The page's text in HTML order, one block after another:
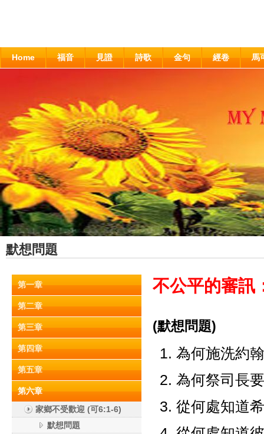
Home 福音 見證 詩歌 金句 經卷 馬
默想問題
第一章
第二章
第三章
第四章
第五章
第六章
家鄉不受歡迎 (可6:1-6)
默想問題
不公平的審訊
(默想問題)
為何施洗約
為何祭司長
從何處知道